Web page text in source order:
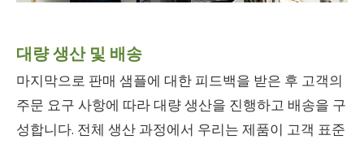
대량 생산 및 배송
마지막으로 판매 샘플에 대한 피드백을 받은 후 고객의
주문 요구 사항에 따라 대량 생산을 진행하고 배송을 구
성합니다. 전체 생산 과정에서 우리는 제품이 고객 표준